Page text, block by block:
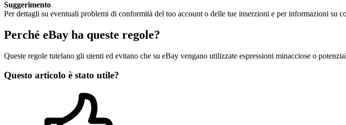
Suggerimento
Per dettagli su eventuali problemi di conformità del tuo account o delle tue inserzioni e per informazioni su
Perché eBay ha queste regole?
Queste regole tutelano gli utenti ed evitano che su eBay vengano utilizzate espressioni minacciose o
Questo articolo è stato utile?